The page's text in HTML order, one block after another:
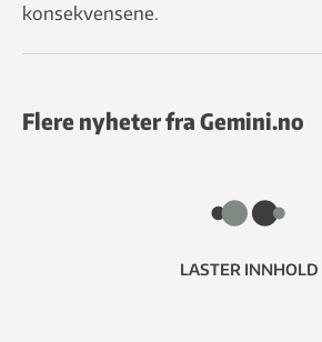
konsekvensene.
Flere nyheter fra Gemini.no
LASTER INNHOLD